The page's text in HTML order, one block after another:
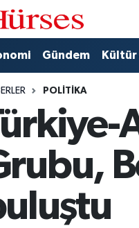
Gündem Kültür
POLITIKA
Durumu ve Fikstür
Haberleri